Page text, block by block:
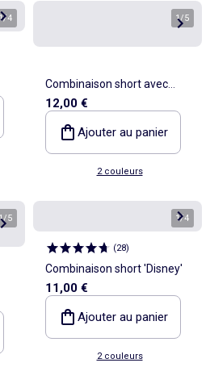
1/4 1/5
Combinaison short avec
grandes fleurs brodées
12,00 €
Ajouter au panier
2 couleurs
1/5 1/4
(28)
Combinaison short 'Disney'
11,00 €
Ajouter au panier
2 couleurs